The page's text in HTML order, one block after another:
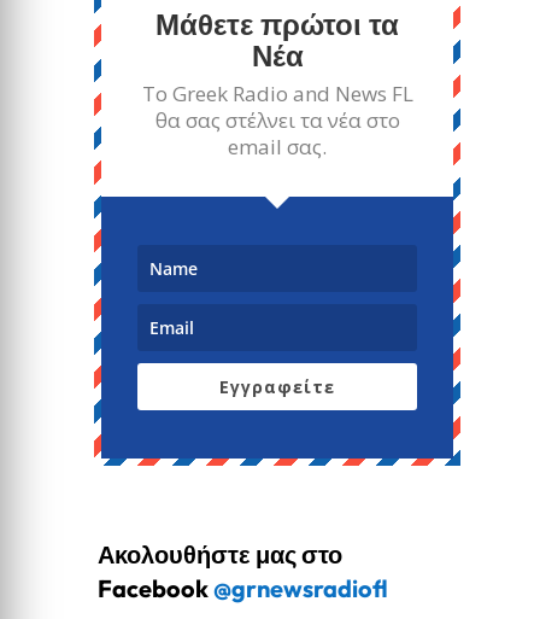
Μάθετε πρώτοι τα
Νέα
Το Greek Radio and News FL
θα σας στέλνει τα νέα στο
email σας.
Εγγραφείτε
Ακολουθήστε μας στο
Facebook@grnewsradiofl